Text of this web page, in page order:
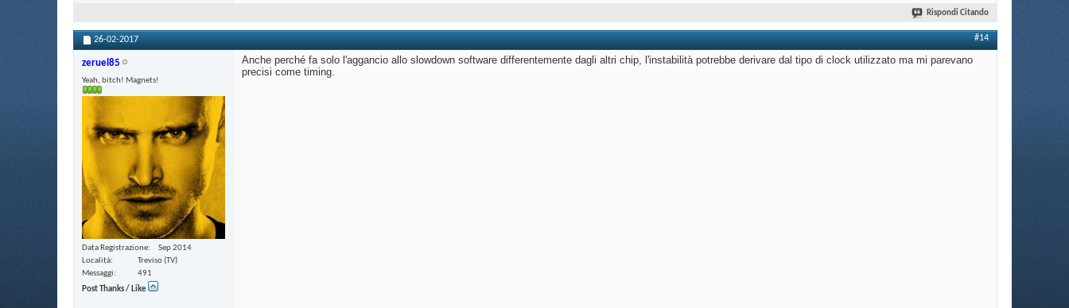
Rispondi Citando
26-02-2017 #14
zeruel85
Yeah, bitch! Magnets!
Data Registrazione
Sep 2014
Località
Treviso (TV)
Messaggi
491
Post Thanks / Like
Anche perché fa solo l'aggancio allo slowdown software differentemente dagli altri chip, l'instabilità potrebbe derivare dal tipo di clock utilizzato ma mi parevano
precisi come timing.